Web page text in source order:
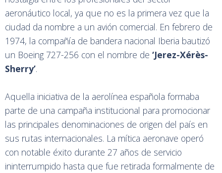
aeronáutico local, ya que no es la primera vez que la
ciudad da nombre a un avión comercial. En febrero de
1974, la compañía de bandera nacional Iberia bautizó
un Boeing 727-256 con el nombre de ‘Jerez-Xérès-
Sherry’.
Aquella iniciativa de la aerolínea española formaba
parte de una campaña institucional para promocionar
las principales denominaciones de origen del país en
sus rutas internacionales. La mítica aeronave operó
con notable éxito durante 27 años de servicio
ininterrumpido hasta que fue retirada formalmente de